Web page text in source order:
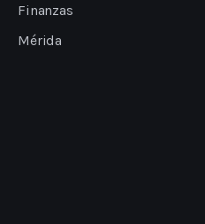
Finanzas
Mérida